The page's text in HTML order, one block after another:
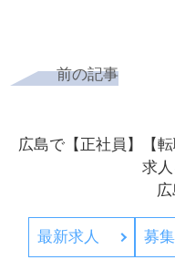
前の記事
広島で【正社員】【
求
最新求人 募